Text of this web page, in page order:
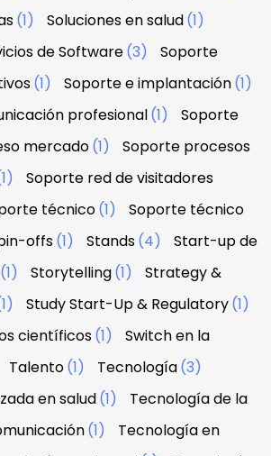
(1) Soluciones en salud(1)
de Software(3)
Soporte
(1) Soporte e implantación(1)
profesional(1)
Soporte
mercado(1)
Soporte procesos
Soporte red de visitadores
técnico(1)
Soporte técnico
offs(1) Stands(4)
Start-up de
(1) Storytelling(1)
Strategy &
Study Start-Up & Regulatory(1)
científicos(1)
Switch en la
Talento(1) Tecnología(3)
en salud(1)
Tecnología de la
(1)
Tecnología en